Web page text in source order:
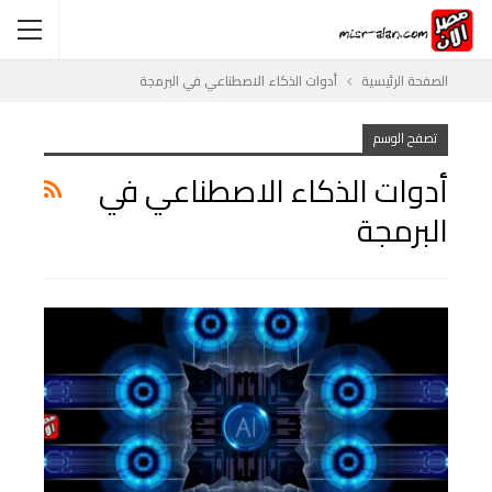
الصفحة الرئيسية أدوات الذكاء الاصطناعي في البرمجة
تصفح الوسم
أدوات الذكاء الاصطناعي في
البرمجة